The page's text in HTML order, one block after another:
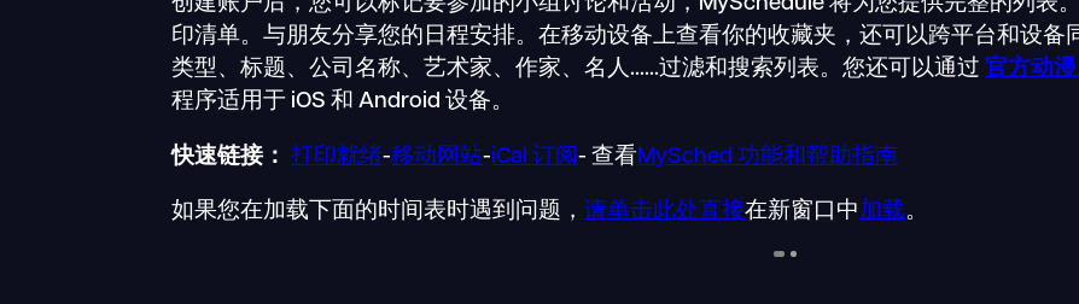
印清单。与朋友分享您的日程安排。在移动设备上查看你的收藏夹，还可以跨平台和设备
类型、标题、公司名称、艺术家、作家、名人......过滤和搜索列表。您还可以通过官方动
程序适用于 iOS 和 Android 设备。
快速链接： 打印就绪-移动网站-iCal 订阅- 查看MySched 功能和帮助指南
如果您在加载下面的时间表时遇到问题，请单击此处直接在新窗口中加载。